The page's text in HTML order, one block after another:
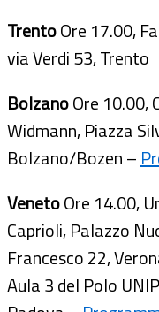
TrentoOre 17.00,
via Verdi 53, Trento
BolzanoOre 10.00,
Widmann, Piazza
Bolzano/Bozen –
VenetoOre 14.00,
Caprioli, Palazzo
Francesco 22,
Aula 3 del Polo